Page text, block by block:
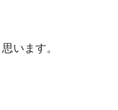
います。